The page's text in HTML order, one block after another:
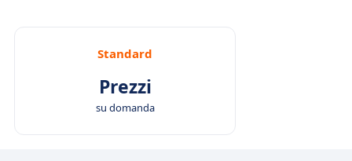
Standard
Prezzi
su domanda